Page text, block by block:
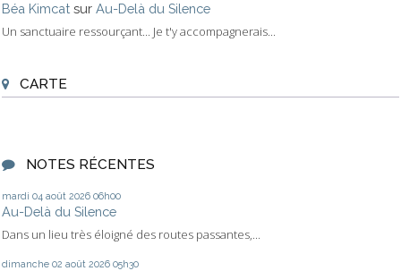
Béa Kimcat sur Au-Delà du Silence
Un sanctuaire ressourçant... Je t'y accompagnerais...
CARTE
NOTES RÉCENTES
mardi 04 août 2026 06h00
Au-Delà du Silence
Dans un lieu très éloigné des routes passantes,...
dimanche 02 août 2026 05h30